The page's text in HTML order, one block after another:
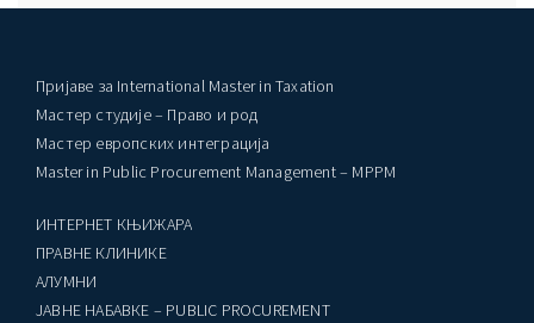
Пријаве за International Master in Taxation
Мастер студије – Право и род
Мастер европских интеграција
Master in Public Procurement Management – MPPM
ИНТЕРНЕТ КЊИЖАРА
ПРАВНЕ КЛИНИКЕ
AЛУМНИ
ЈАВНЕ НАБАВКЕ – PUBLIC PROCUREMENT